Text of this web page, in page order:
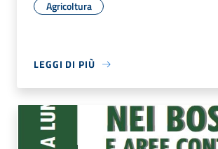
Agricoltura
LEGGI DI PIÙ